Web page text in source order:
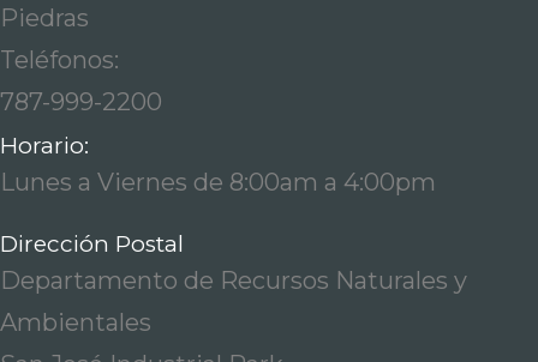
Piedras
Teléfonos:
787-999-2200
Horario:
Lunes a Viernes de 8:00am a 4:00pm
Dirección Postal
Departamento de Recursos Naturales y
Ambientales